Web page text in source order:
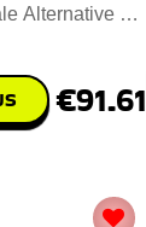
Alternative zur
€91.61